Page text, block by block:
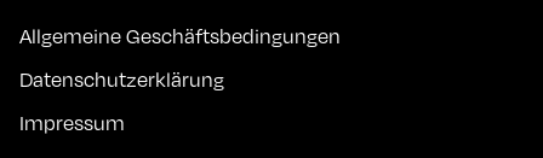
Allgemeine Geschäftsbedingungen
Datenschutzerklärung
Impressum